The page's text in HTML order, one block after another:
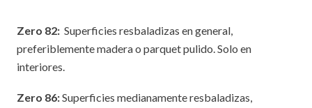
Zero 82: Superficies resbaladizas en general,
preferiblemente madera o parquet pulido. Solo en
interiores.
Zero 86:Superficies medianamente resbaladizas,